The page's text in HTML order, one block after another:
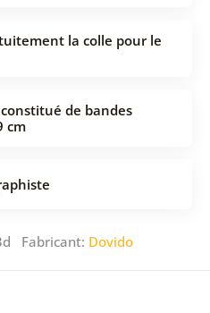
la colle pour le
de bandes
cm
Fabricant: Dovido